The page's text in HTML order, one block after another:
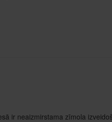
ir neaizmirstama zīmola